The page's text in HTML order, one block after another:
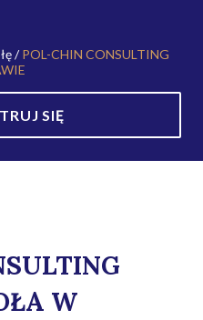
/POL-CHIN CONSULTING
SIĘ
W